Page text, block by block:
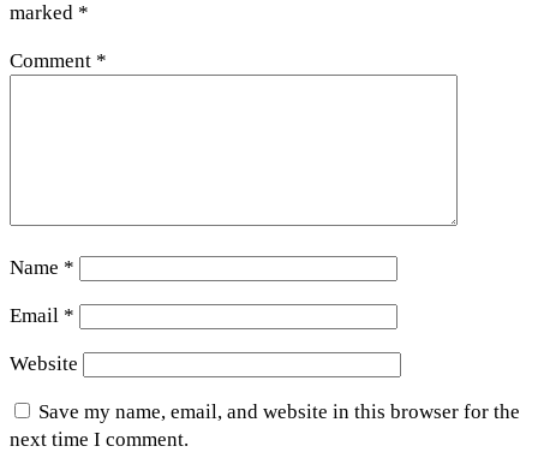
marked *
Comment *
Name *
Email *
Website
Save my name, email, and website in this browser for the
next time I comment.